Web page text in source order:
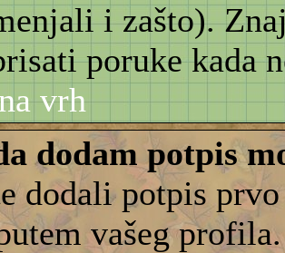
i zašto).
poruke kada
vrh
dodam potpis
dodali potpis
vašeg